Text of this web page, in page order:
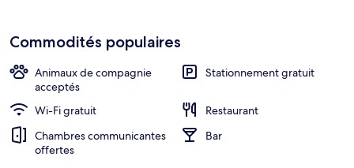
Commodités populaires
Animaux de compagnie
acceptés
Stationnement gratuit
Wi-Fi gratuit
Restaurant
Chambres communicantes
offertes
Bar